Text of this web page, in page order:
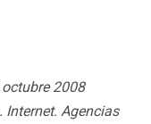
2008
Internet. Agencias